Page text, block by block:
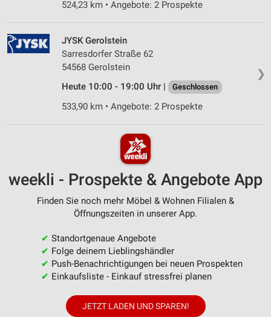
524,23 km • Angebote: 2 Prospekte
❯
JYSK Gerolstein
Sarresdorfer Straße 62
54568 Gerolstein
Heute 10:00 - 19:00 Uhr |
Geschlossen
533,90 km • Angebote: 2 Prospekte
weekli - Prospekte & Angebote App
Finden Sie noch mehr Möbel & Wohnen Filialen &
Öffnungszeiten in unserer App.
✔ Standortgenaue Angebote
✔ Folge deinem Lieblingshändler
✔ Push-Benachrichtigungen bei neuen Prospekten
✔ Einkaufsliste - Einkauf stressfrei planen
JETZT LADEN UND SPAREN!